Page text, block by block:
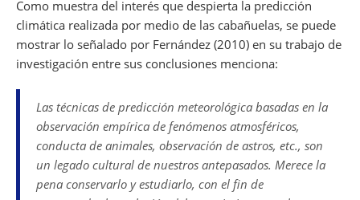
Como muestra del interés que despierta la predicción
climática realizada por medio de las cabañuelas, se puede
mostrar lo señalado por Fernández (2010) en su trabajo de
investigación entre sus conclusiones menciona:
Las técnicas de predicción meteorológica basadas en la
observación empírica de fenómenos atmosféricos,
conducta de animales, observación de astros, etc., son
un legado cultural de nuestros antepasados. Merece la
pena conservarlo y estudiarlo, con el fin de